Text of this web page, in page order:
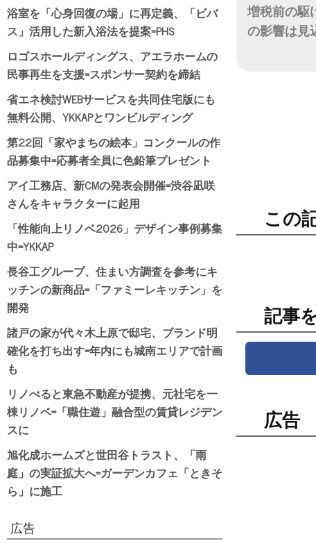
増税前の駆
の影響は見
この
記事
広告
浴室を「心身回復の場」に再定義、「ビバ
ス」活用した新入浴法を提案=PHS
ロゴスホールディングス、アエラホームの
民事再生を支援=スポンサー契約を締結
省エネ検討WEBサービスを共同住宅版にも
無料公開、YKKAPとワンビルディング
第22回「家やまちの絵本」コンクールの作
品募集中=応募者全員に色鉛筆プレゼント
アイ工務店、新CMの発表会開催=渋谷凪咲
さんをキャラクターに起用
「性能向上リノベ2026」デザイン事例募集
中=YKKAP
長谷工グループ、住まい方調査を参考にキ
ッチンの新商品=「ファミーレキッチン」を
開発
諸戸の家が代々木上原で邸宅、ブランド明
確化を打ち出す=年内にも城南エリアで計画
も
リノべると東急不動産が提携、元社宅を一
棟リノベ=「職住遊」融合型の賃貸レジデン
スに
旭化成ホームズと世田谷トラスト、「雨
庭」の実証拡大へ=ガーデンカフェ「ときそ
ら」に施工
広告